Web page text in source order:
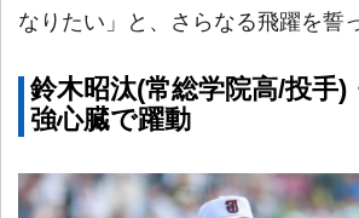
なりたい」と、さらなる飛躍を誓
鈴木昭汰(常総学院高/投手)
強心臓で躍動